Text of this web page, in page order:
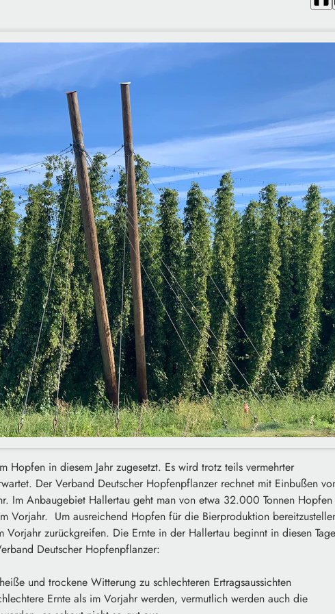
Hopfen in diesem Jahr zugesetzt. Es wird trotz teils vermehrter
Der Verband Deutscher Hopfenpflanzer rechnet mit Einbußen
Im Anbaugebiet Hallertau geht man von etwa 32.000 Tonnen Hopfen
Vorjahr. Um ausreichend Hopfen für die Bierproduktion
Vorjahr zurückgreifen. Die Ernte in der Hallertau beginnt in diesen
Deutscher Hopfenpflanzer:
und trockene Witterung zu schlechteren Ertragsaussichten
Ernte als im Vorjahr werden, vermutlich werden auch die